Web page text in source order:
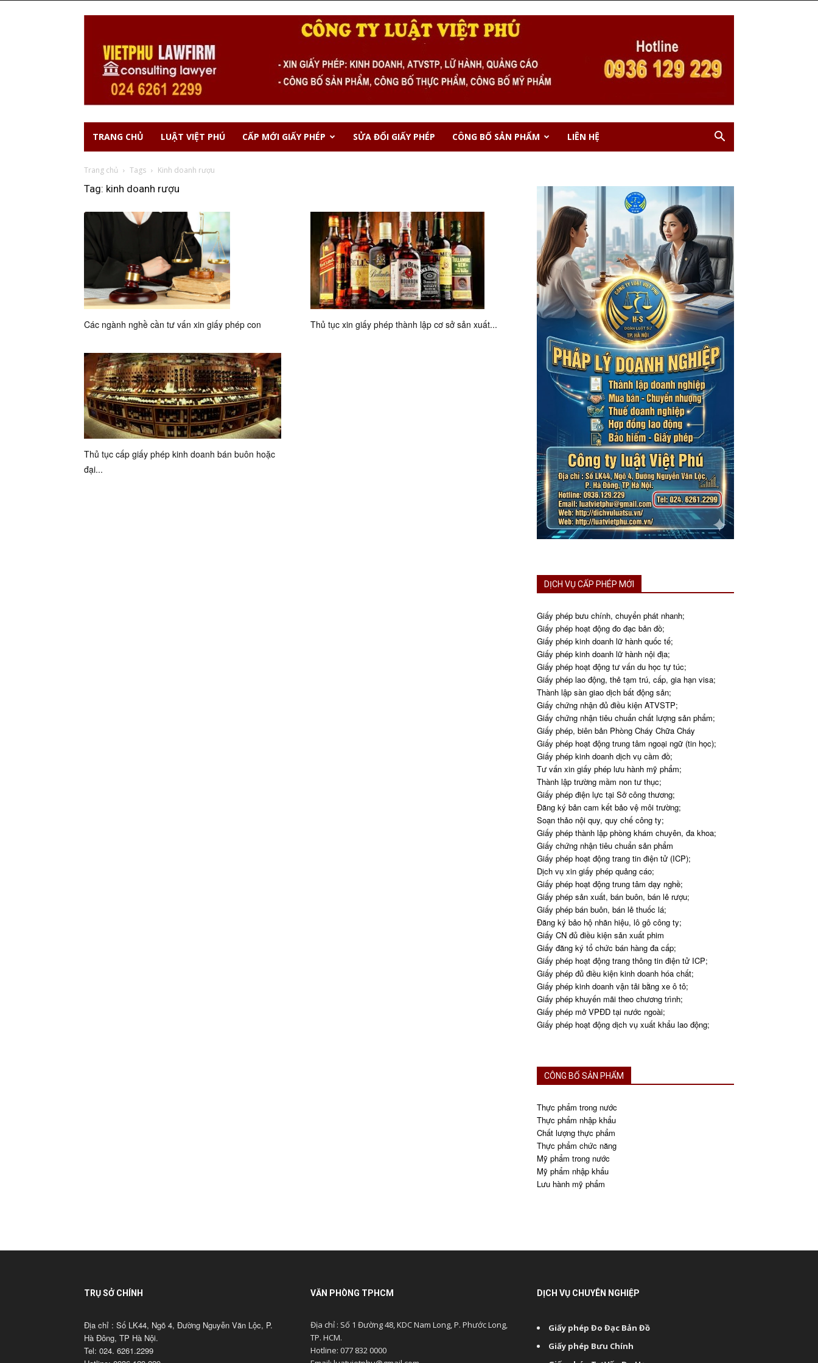
TRANG CHỦ LUẬT VIỆT PHÚ CẤP MỚI GIẤY PHÉP SỬA ĐỔI GIẤY PHÉP CÔNG BỐ SẢN PHẨM LIÊN HỆ
Trang chủ Tags Kinh doanh rượu
Tag: kinh doanh rượu
Các ngành nghề cần tư vấn xin giấy phép con Thủ tục xin giấy phép thành lập cơ sở sản xuất...
Thủ tục cấp giấy phép kinh doanh bán buôn hoặc
đại...
DỊCH VỤ CẤP PHÉP MỚI
Giấy phép bưu chính, chuyển phát nhanh;
Giấy phép hoạt động đo đạc bản đồ;
Giấy phép kinh doanh lữ hành quốc tế;
Giấy phép kinh doanh lữ hành nội địa;
Giấy phép hoạt động tư vấn du học tự túc;
Giấy phép lao động, thẻ tạm trú, cấp, gia hạn visa;
Thành lập sàn giao dịch bất động sản;
Giấy chứng nhận đủ điều kiện ATVSTP;
Giấy chứng nhận tiêu chuẩn chất lượng sản phẩm;
Giấy phép, biên bản Phòng Cháy Chữa Cháy
Giấy phép hoạt động trung tâm ngoại ngữ (tin học);
Giấy phép kinh doanh dịch vụ cầm đồ;
Tư vấn xin giấy phép lưu hành mỹ phẩm;
Thành lập trường mầm non tư thục;
Giấy phép điện lực tại Sở công thương;
Đăng ký bản cam kết bảo vệ môi trường;
Soạn thảo nội quy, quy chế công ty;
Giấy phép thành lập phòng khám chuyên, đa khoa;
Giấy chứng nhận tiêu chuẩn sản phẩm
Giấy phép hoạt động trang tin điện tử (ICP);
Dịch vụ xin giấy phép quảng cáo;
Giấy phép hoạt động trung tâm dạy nghề;
Giấy phép sản xuất, bán buôn, bán lẻ rượu;
Giấy phép bán buôn, bán lẻ thuốc lá;
Đăng ký bảo hộ nhãn hiệu, lô gô công ty;
Giấy CN đủ điều kiện sản xuất phim
Giấy đăng ký tổ chức bán hàng đa cấp;
Giấy phép hoạt động trang thông tin điện tử ICP;
Giấy phép đủ điều kiện kinh doanh hóa chất;
Giấy phép kinh doanh vận tải bằng xe ô tô;
Giấy phép khuyến mãi theo chương trình;
Giấy phép mở VPĐD tại nước ngoài;
Giấy phép hoạt động dịch vụ xuất khẩu lao động;
CÔNG BỐ SẢN PHẨM
Thực phẩm trong nước
Thực phẩm nhập khẩu
Chất lượng thực phẩm
Thực phẩm chức năng
Mỹ phẩm trong nước
Mỹ phẩm nhập khẩu
Lưu hành mỹ phẩm
TRỤ SỞ CHÍNH
Địa chỉ : Số LK44, Ngõ 4, Đường Nguyễn Văn Lộc, P.
Hà Đông, TP Hà Nội.
Tel: 024. 6261.2299
VĂN PHÒNG TPHCM
Địa chỉ : Số 1 Đường 48, KDC Nam Long, P. Phước Long,
TP. HCM.
Hotline: 077 832 0000
DỊCH VỤ CHUYÊN NGHIỆP
Giấy phép Đo Đạc Bản Đồ
Giấy phép Bưu Chính